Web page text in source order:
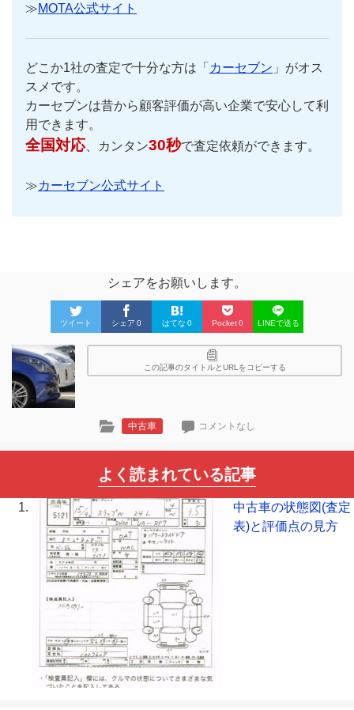
≫MOTA公式サイト
どこか1社の査定で十分な方は「 カーセブン 」がオス
スメです。
カーセブンは昔から顧客評価が高い企業で安心して利
用できます。
全国対応、カンタン30秒で査定依頼ができます。
≫カーセブン公式サイト
シェアをお願いします。
ツイート シェア 0 はてな 0 Pocket0 LINEで送る
この記事のタイトルとURLをコピーする
中古車 コメントなし
よく読まれている記事
中古車の状態図(査定
表)と評価点の見方